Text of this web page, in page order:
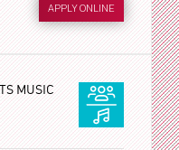
APPLY ONLINE
MUSIC